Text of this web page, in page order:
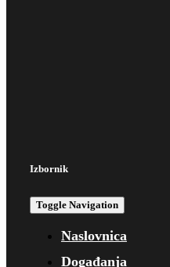
Izbornik
Toggle Navigation
Naslovnica
Događanja